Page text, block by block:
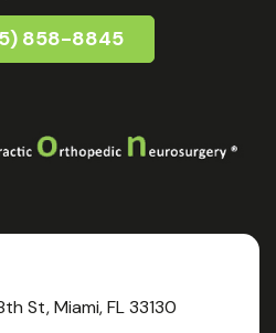
858-8845
St, Miami, FL 33130